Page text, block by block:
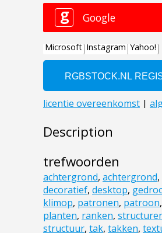
Description
trefwoorden
achtergrond, achtergrond,
decoratief, desktop,
klimop, patronen, patroon,
planten, ranken,
structuur, tak, takken,